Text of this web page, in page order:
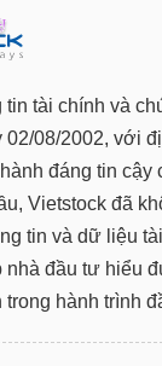
tin tài chính và
02/08/2002, với
đáng tin cậy
Vietstock đã
tin và dữ liệu
nhà đầu tư hiểu
hành trình